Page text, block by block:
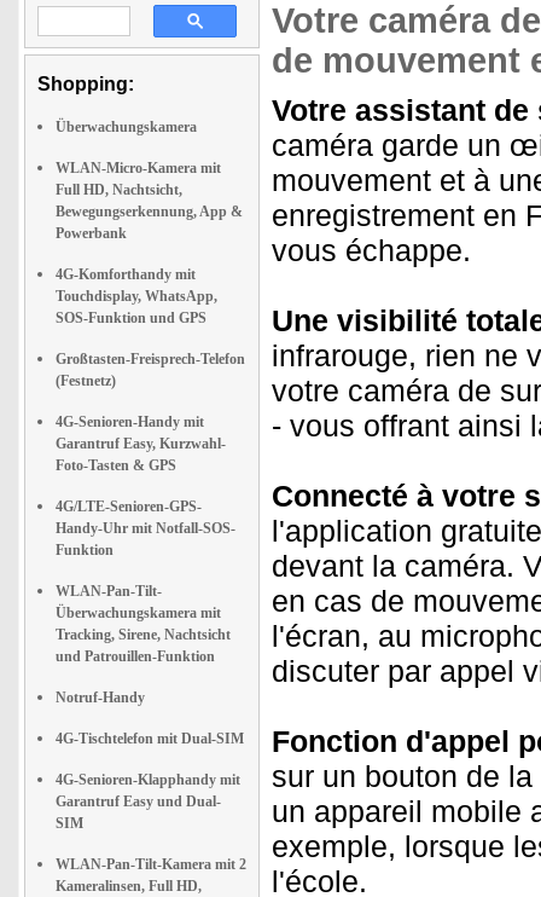
Shopping:
Überwachungskamera
WLAN-Micro-Kamera mit
Full HD, Nachtsicht,
Bewegungserkennung, App &
Powerbank
4G-Komforthandy mit
Touchdisplay, WhatsApp,
SOS-Funktion und GPS
Großtasten-Freisprech-Telefon
(Festnetz)
4G-Senioren-Handy mit
Garantruf Easy, Kurzwahl-
Foto-Tasten & GPS
4G/LTE-Senioren-GPS-
Handy-Uhr mit Notfall-SOS-
Funktion
WLAN-Pan-Tilt-
Überwachungskamera mit
Tracking, Sirene, Nachtsicht
und Patrouillen-Funktion
Notruf-Handy
4G-Tischtelefon mit Dual-SIM
4G-Senioren-Klapphandy mit
Garantruf Easy und Dual-
SIM
WLAN-Pan-Tilt-Kamera mit 2
Kameralinsen, Full HD,
Votre caméra
de mouvement
Votre assistant
caméra garde un
mouvement et à
enregistrement en
vous échappe.
Une visibilité
infrarouge, rien ne
votre caméra de
- vous offrant ainsi
Connecté à votre
l'application
devant la caméra.
en cas de
l'écran, au
discuter par appel
Fonction d'appel
sur un bouton de
un appareil mobile
exemple, lorsque
l'école.